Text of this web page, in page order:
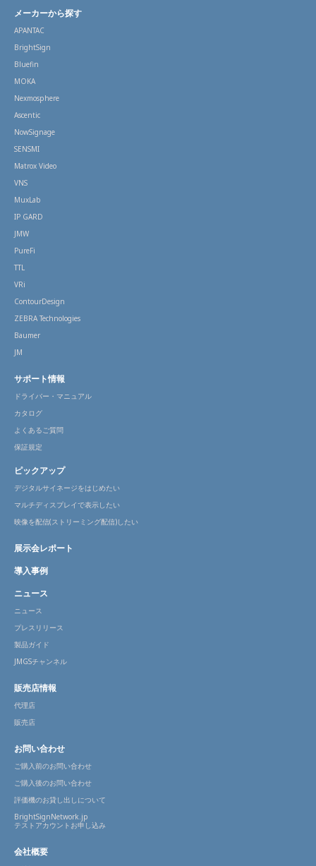
メーカーから探す
APANTAC
BrightSign
Bluefin
MOKA
Nexmosphere
Ascentic
NowSignage
SENSMI
Matrox Video
VNS
MuxLab
IP GARD
JMW
PureFi
TTL
VRi
ContourDesign
ZEBRA Technologies
Baumer
JM
サポート情報
ドライバー・マニュアル
カタログ
よくあるご質問
保証規定
ピックアップ
デジタルサイネージをはじめたい
マルチディスプレイで表示したい
映像を配信(ストリーミング配信)したい
展示会レポート
導入事例
ニュース
ニュース
プレスリリース
製品ガイド
JMGSチャンネル
販売店情報
代理店
販売店
お問い合わせ
ご購入前のお問い合わせ
ご購入後のお問い合わせ
評価機のお貸し出しについて
BrightSignNetwork.jp
テストアカウントお申し込み
会社概要